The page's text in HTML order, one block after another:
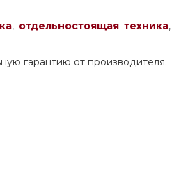
, отдельностоящаятехника,
гарантию от производителя.